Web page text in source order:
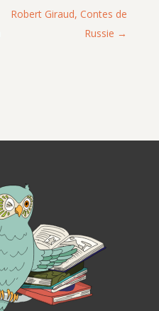
Robert Giraud, Contes de
Russie